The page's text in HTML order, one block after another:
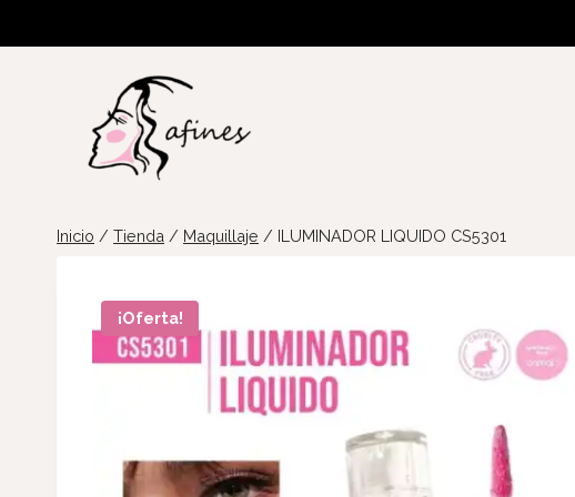
Inicio / Tienda / Maquillaje / ILUMINADOR LIQUIDO CS5301
¡Oferta!